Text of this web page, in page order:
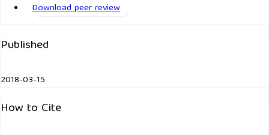
Download peer review
Published
2018-03-15
How to Cite